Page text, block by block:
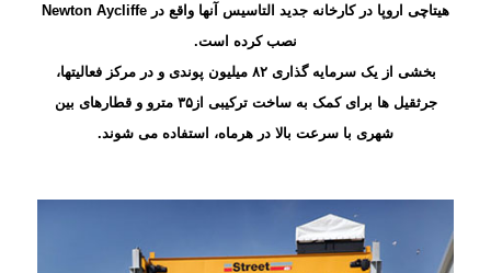
هیتاچی اروپا در کارخانه جدید التاسیس آنها واقع در Newton Aycliffe
نصب کرده است.
بخشی از یک سرمایه گذاری ۸۲ میلیون پوندی و در مرکز فعالیتها،
جرثقیل ها برای کمک به ساخت ترکیبی از۳۵ مترو و قطارهای بین
شهری با سرعت بالا در هرماه، استفاده می شوند.